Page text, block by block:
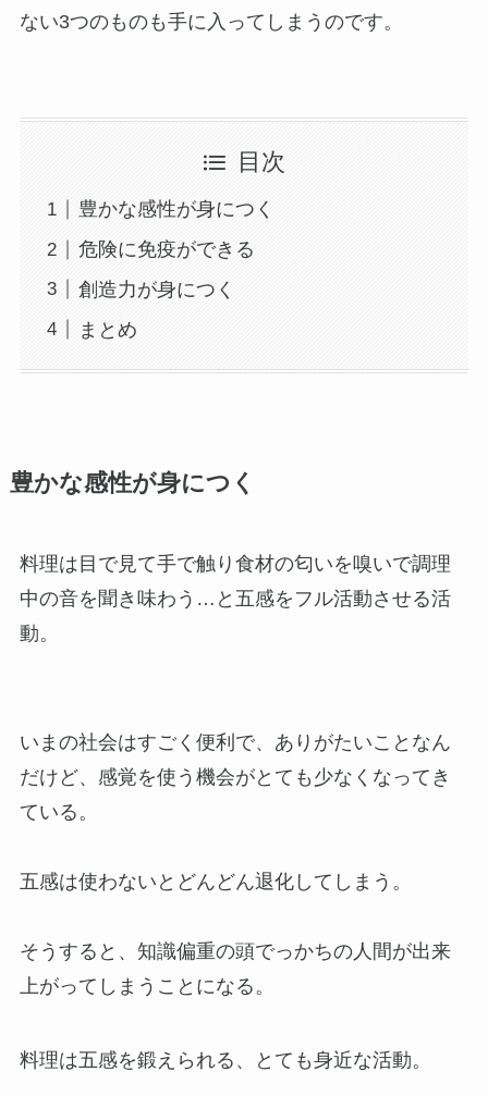
ない3つのものも手に入ってしまうのです。
目次
豊かな感性が身につく
危険に免疫ができる
創造力が身につく
まとめ
豊かな感性が身につく
料理は目で見て手で触り食材の匂いを嗅いで調理
中の音を聞き味わう…と五感をフル活動させる活
動。
いまの社会はすごく便利で、ありがたいことなん
だけど、感覚を使う機会がとても少なくなってき
ている。
五感は使わないとどんどん退化してしまう。
そうすると、知識偏重の頭でっかちの人間が出来
上がってしまうことになる。
料理は五感を鍛えられる、とても身近な活動。